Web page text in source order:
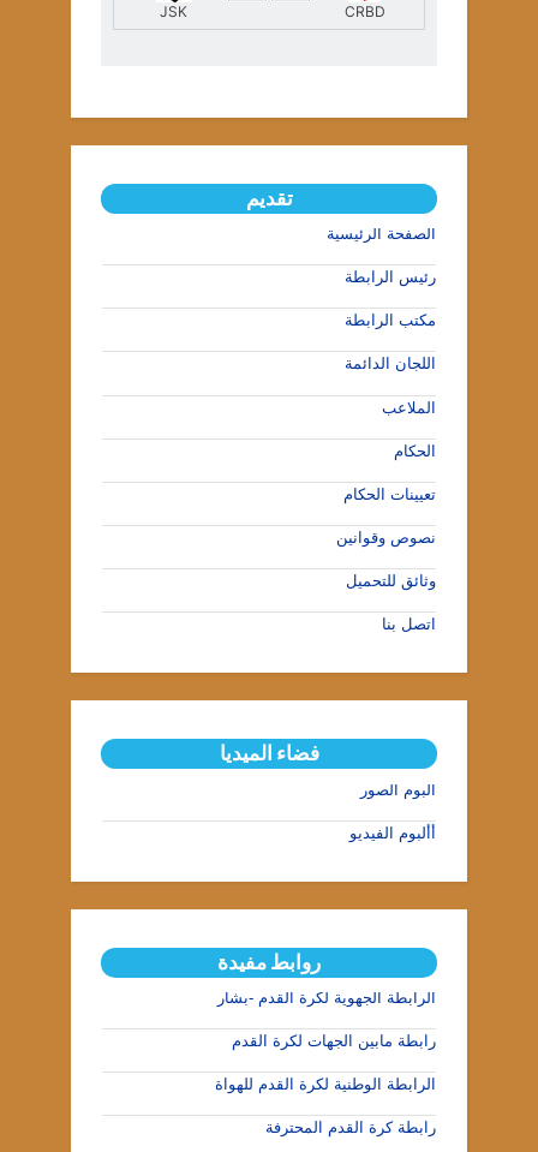
JSK CRBD
تقديم
الصفحة الرئيسية
رئيس الرابطة
مكتب الرابطة
اللجان الدائمة
الملاعب
الحكام
تعيينات الحكام
نصوص وقوانين
وثائق للتحميل
اتصل بنا
فضاء الميديا
ألبوم الصور
أألبوم الفيديو
روابط مفيدة
الرابطة الجهوية لكرة القدم -بشار
رابطة مابين الجهات لكرة القدم
الرابطة الوطنية لكرة القدم للهواة
رابطة كرة القدم المحترفة